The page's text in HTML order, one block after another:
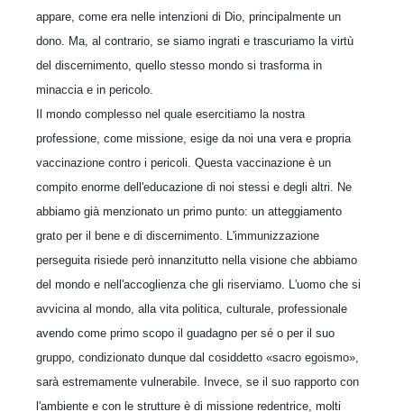
appare, come era nelle intenzioni di Dio, principalmente un
dono. Ma, al contrario, se siamo ingrati e trascuriamo la virtù
del discernimento, quello stesso mondo si trasforma in
minaccia e in pericolo.
Il mondo complesso nel quale esercitiamo la nostra
professione, come missione, esige da noi una vera e propria
vaccinazione contro i pericoli. Questa vaccinazione è un
compito enorme dell'educazione di noi stessi e degli altri. Ne
abbiamo già menzionato un primo punto: un atteggiamento
grato per il bene e di discernimento. L'immunizzazione
perseguita risiede però innanzitutto nella visione che abbiamo
del mondo e nell'accoglienza che gli riserviamo. L'uomo che si
avvicina al mondo, alla vita politica, culturale, professionale
avendo come primo scopo il guadagno per sé o per il suo
gruppo, condizionato dunque dal cosiddetto «sacro egoismo»,
sarà estremamente vulnerabile. Invece, se il suo rapporto con
l'ambiente e con le strutture è di missione redentrice, molti